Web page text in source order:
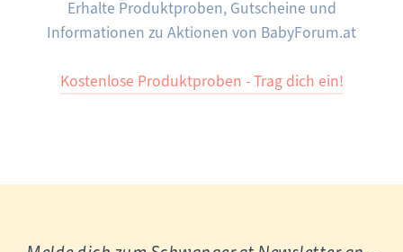
Erhalte Produktproben, Gutscheine und
Informationen zu Aktionen von BabyForum.at
Kostenlose Produktproben - Trag dich ein!